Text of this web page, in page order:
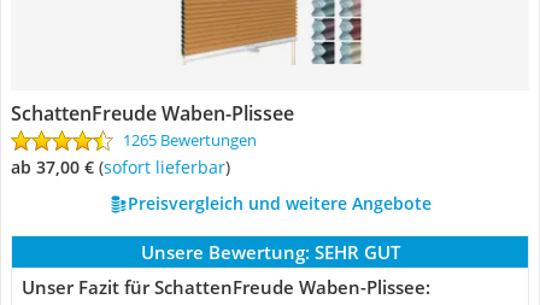
SchattenFreude Waben-Plissee
1265 Bewertungen
ab 37,00 € ( Sofort lieferbar)
Preisvergleich und weitere Angebote
Unsere Bewertung: SEHR GUT
Unser Fazit für SchattenFreude Waben-Plissee: